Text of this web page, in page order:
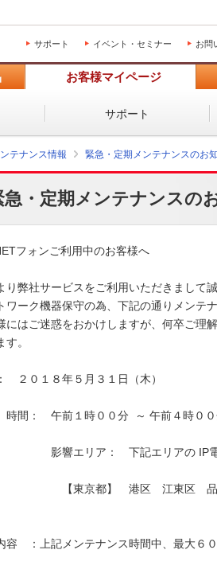
サポート イベント・セミナー お問
お客様マイページ
サポート
テナンス情報 緊急・定期メンテナンスのお
急・定期メンテナンスの
フォンご利用中のお客様へ
り弊社サービスをご利用いただきまして
ワーク機器保守の為、下記の通りメンテ
にはご迷惑をおかけしますが、何卒ご理
す。
　２０１８年５月３１日（木）
時間：　午前１時００分  ～ 午前４時０
エリア：　下記エリアの IP電
京都】　港区　江東区　品
容　：上記メンテナンス時間中、最大６